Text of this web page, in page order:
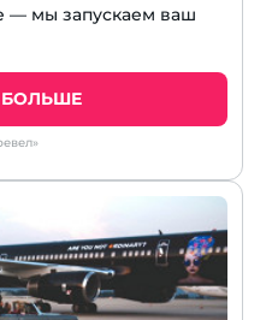
— мы запускаем ваш
БОЛЬШЕ